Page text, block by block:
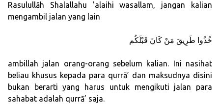
Rasulullāh Shalallahu 'alaihi wasallam, jangan kalian
mengambil jalan yang lain
خُذُوا طَرِيقَ مَنْ كَانَ قَبْلَكُم
ambillah jalan orang-orang sebelum kalian. Ini nasihat
beliau khusus kepada para qurrā’ dan maksudnya disini
bukan berarti yang harus untuk mengikuti jalan para
sahabat adalah qurrā’ saja.